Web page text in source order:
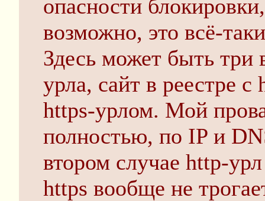
опасности
возможно, это всё-
Здесь может быть три
урла, сайт в реестре
https-урлом. Мой
полностью, по IP и
втором случае http-
https вообще не